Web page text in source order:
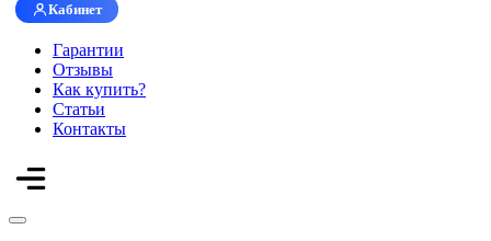
Кабинет
Гарантии
Отзывы
Как купить?
Статьи
Контакты